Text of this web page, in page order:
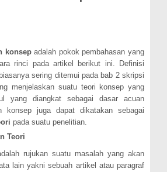
konsepadalah pokok pembahasan yang
rinci pada artikel berikut ini. Definisi
sering ditemui pada bab 2 skripsi
menjelaskan suatu teori konsep yang
yang diangkat sebagai dasar acuan
konsep juga dapat dikatakan sebagai
pada suatu penelitian.
Teori
rujukan suatu masalah yang akan
lain yakni sebuah artikel atau paragraf